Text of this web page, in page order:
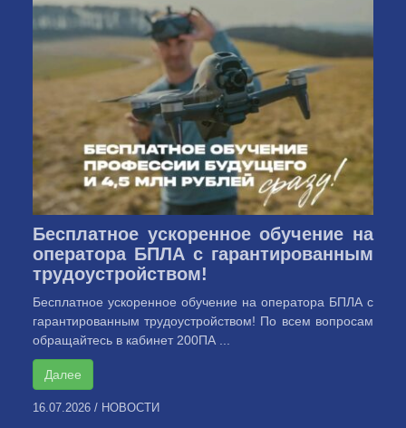
Бесплатное ускоренное обучение на
оператора БПЛА с гарантированным
трудоустройством!
Бесплатное ускоренное обучение на оператора БПЛА с
гарантированным трудоустройством! По всем вопросам
обращайтесь в кабинет 200ПА ...
Далее
16.07.2026 / НОВОСТИ